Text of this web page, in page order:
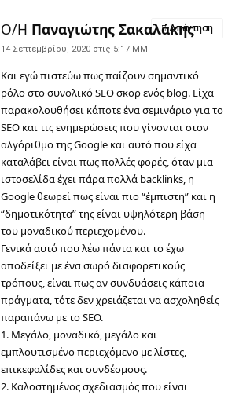
Ο/Η Παναγιώτης Σακαλάκης
14 Σεπτεμβρίου, 2020 στις 5:17 ΜΜ
Και εγώ πιστεύω πως παίζουν σημαντικό
ρόλο στο συνολικόSEO σκορενός blog. Είχα
παρακολουθήσει κάποτε ένα σεμινάριο για το
SEO και τις ενημερώσεις που γίνονται στον
αλγόριθμο της Google και αυτό που είχα
καταλάβει είναι πως πολλές φορές, όταν μια
ιστοσελίδα έχει πάρα πολλά backlinks, η
Google θεωρεί πως είναι πιο “έμπιστη” και η
“δημοτικότητα” της είναι υψηλότερη βάση
του μοναδικού περιεχομένου.
Γενικά αυτό που λέω πάντα και το έχω
αποδείξει με ένα σωρό διαφορετικούς
τρόπους, είναι πως αν συνδυάσεις κάποια
πράγματα, τότε δεν χρειάζεται να ασχοληθείς
παραπάνω με το SEO.
1. Μεγάλο, μοναδικό, μεγάλο και
εμπλουτισμένο περιεχόμενο με λίστες,
επικεφαλίδες και συνδέσμους.
2. Καλοστημένος σχεδιασμός που είναι
Απάντηση